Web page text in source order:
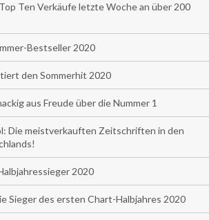
Ten Verkäufe letzte Woche an über 200
Bestseller 2020
den Sommerhit 2020
aus Freude über die Nummer 1
Die meistverkauften Zeitschriften in den
2020
Sieger des ersten Chart-Halbjahres 2020